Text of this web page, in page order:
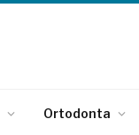
Ortodonta